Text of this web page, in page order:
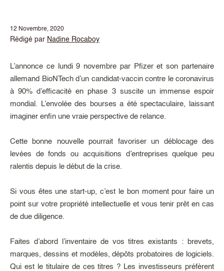
12 Novembre, 2020
Rédigé par Nadine Rocaboy
L’annonce ce lundi 9 novembre par Pfizer et son partenaire
allemand BioNTech d’un candidat-vaccin contre le coronavirus
à 90% d’efficacité en phase 3 suscite un immense espoir
mondial. L’envolée des bourses a été spectaculaire, laissant
imaginer enfin une vraie perspective de relance.
Cette bonne nouvelle pourrait favoriser un déblocage des
levées de fonds ou acquisitions d’entreprises quelque peu
ralentis depuis le début de la crise.
Si vous êtes une start-up, c’est le bon moment pour faire un
point sur votre propriété intellectuelle et vous tenir prêt en cas
de due diligence.
Faites d’abord l’inventaire de vos titres existants : brevets,
marques, dessins et modèles, dépôts probatoires de logiciels.
Qui est le titulaire de ces titres ? Les investisseurs préfèrent